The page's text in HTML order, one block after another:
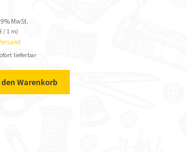
MwSt.
/ 1 m)
lieferbar
Warenkorb